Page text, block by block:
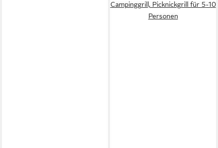
Campinggrill, Picknickgrill für 5-10
Personen